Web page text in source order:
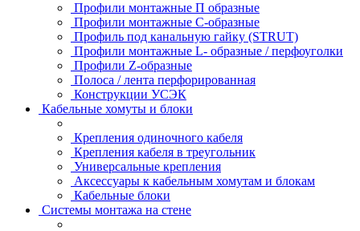
Профили монтажные П образные
Профили монтажные C-образные
Профиль под канальную гайку (STRUT)
Профили монтажные L- образные / перфоуголки
Профили Z-образные
Полоса / лента перфорированная
Конструкции УСЭК
Кабельные хомуты и блоки
Крепления одиночного кабеля
Крепления кабеля в треугольник
Универсальные крепления
Аксессуары к кабельным хомутам и блокам
Кабельные блоки
Системы монтажа на стене